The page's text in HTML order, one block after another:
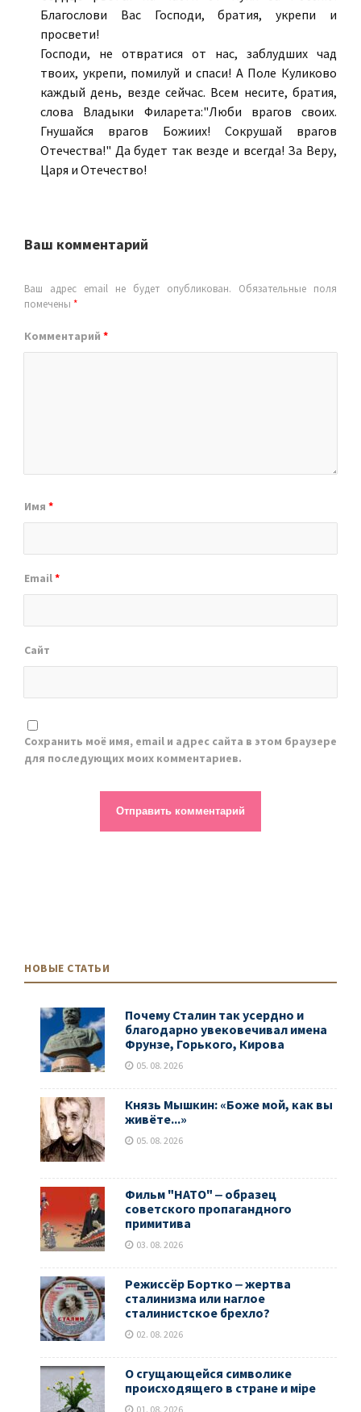
Благослови Вас Господи, братия, укрепи и
просвети!
Господи, не отвратися от нас, заблудших чад
твоих, укрепи, помилуй и спаси! А Поле Куликово
каждый день, везде сейчас. Всем несите, братия,
слова Владыки Филарета:"Люби врагов своих.
Гнушайся врагов Божиих! Сокрушай врагов
Отечества!" Да будет так везде и всегда! За Веру,
Царя и Отечество!
Ваш комментарий
Ваш адрес email не будет опубликован.
Обязательные поля
помечены *
Комментарий *
Имя *
Email*
Сайт
Сохранить моё имя, email и адрес сайта в этом браузере
для последующих моих комментариев.
НОВЫЕ СТАТЬИ
Почему Сталин так усердно и
благодарно увековечивал имена
Фрунзе, Горького, Кирова
05. 08. 2026
Князь Мышкин: «Боже мой, как вы
живёте...»
05. 08. 2026
Фильм "НАТО" ‒ образец
советского пропагандного
примитива
03. 08. 2026
Режиссёр Бортко ‒ жертва
сталинизма или наглое
сталинистское брехло?
02. 08. 2026
О сгущающейся символике
происходящего в стране и мiре
01. 08. 2026